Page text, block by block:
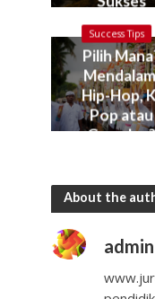
Success Tips
Pilih
Hip-Hop,
Pop atau
Gamelan?
About the
admin